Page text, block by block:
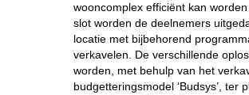
wooncomplex efficiënt kan
slot worden de deelnemers
locatie met bijbehorend
verkavelen. De verschillende
worden, met behulp van het
budgetteringsmodel ‘Budsys’, ter